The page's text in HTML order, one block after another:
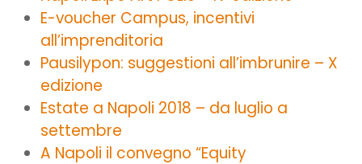
E-voucher Campus, incentivi
all’imprenditoria
Pausilypon: suggestioni all’imbrunire – X
edizione
Estate a Napoli 2018 – da luglio a
settembre
A Napoli il convegno “Equity